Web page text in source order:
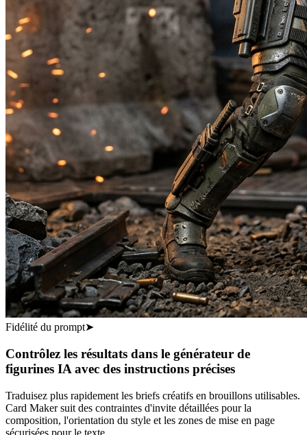
Fidélité du prompt➤
Contrôlez les résultats dans le générateur de
figurines IA avec des instructions précises
Traduisez plus rapidement les briefs créatifs en brouillons utilisables.
Card Maker suit des contraintes d'invite détaillées pour la
composition, l'orientation du style et les zones de mise en page
sécurisées pour le texte.